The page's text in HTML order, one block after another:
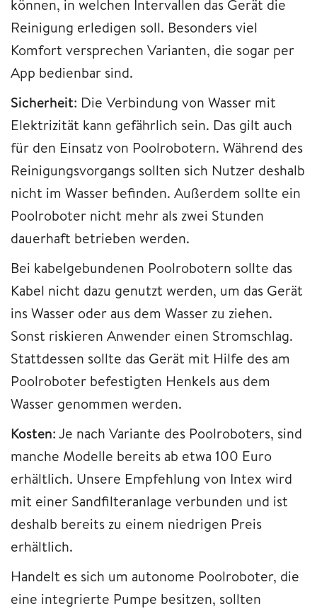
können, in welchen Intervallen das Gerät die
Reinigung erledigen soll. Besonders viel
Komfort versprechen Varianten, die sogar per
App bedienbar sind.
Sicherheit: Die Verbindung von Wasser mit
Elektrizität kann gefährlich sein. Das gilt auch
für den Einsatz von Poolrobotern. Während des
Reinigungsvorgangs sollten sich Nutzer deshalb
nicht im Wasser befinden. Außerdem sollte ein
Poolroboter nicht mehr als zwei Stunden
dauerhaft betrieben werden.
Bei kabelgebundenen Poolrobotern sollte das
Kabel nicht dazu genutzt werden, um das Gerät
ins Wasser oder aus dem Wasser zu ziehen.
Sonst riskieren Anwender einen Stromschlag.
Stattdessen sollte das Gerät mit Hilfe des am
Poolroboter befestigten Henkels aus dem
Wasser genommen werden.
Kosten: Je nach Variante des Poolroboters, sind
manche Modelle bereits ab etwa 100 Euro
erhältlich. Unsere Empfehlung von Intex wird
mit einer Sandfilteranlage verbunden und ist
deshalb bereits zu einem niedrigen Preis
erhältlich.
Handelt es sich um autonome Poolroboter, die
eine integrierte Pumpe besitzen, sollten